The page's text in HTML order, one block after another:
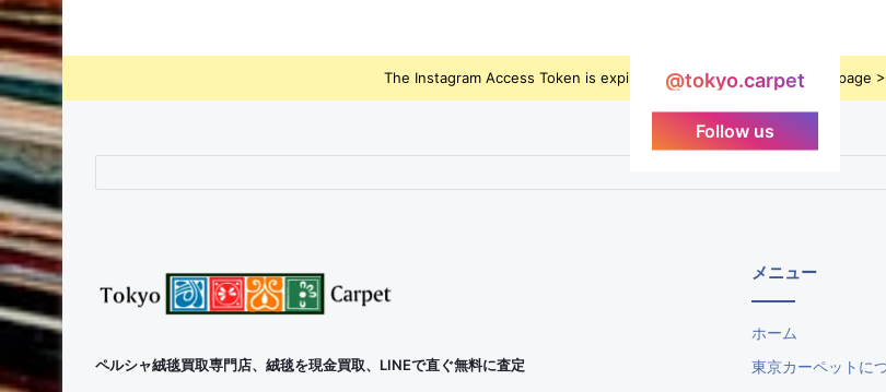
@tokyo.carpet
Follow us
The Instagram Access Token is expired, Go to the Theme options page
ペルシャ絨毯買取専門店、絨毯を現金買取、LINEで直ぐ無料に査定
メニュー
ホーム
東京カーペットに